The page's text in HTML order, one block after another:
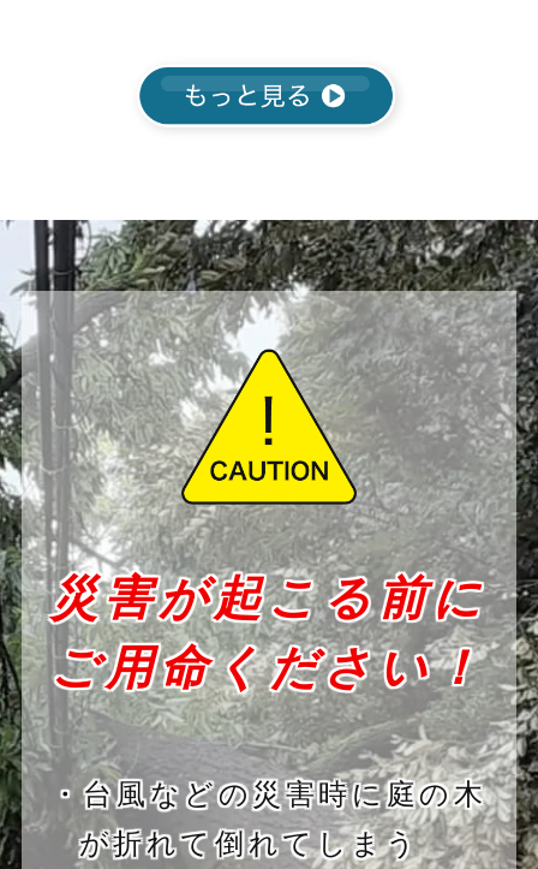
災害が起こる前に
ご用命ください！
・台風などの災害時に庭の木
が折れて倒れてしまう